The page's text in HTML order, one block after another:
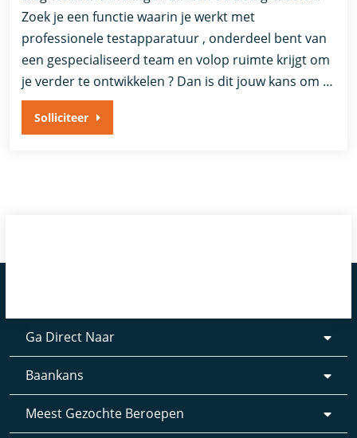
Zoek je een functie waarin je werkt met
professionele testapparatuur , onderdeel bent van
een gespecialiseerd team en volop ruimte krijgt om
je verder te ontwikkelen ? Dan is dit jouw kans om …
Solliciteer
Ga Direct Naar
Baankans
Meest Gezochte Beroepen